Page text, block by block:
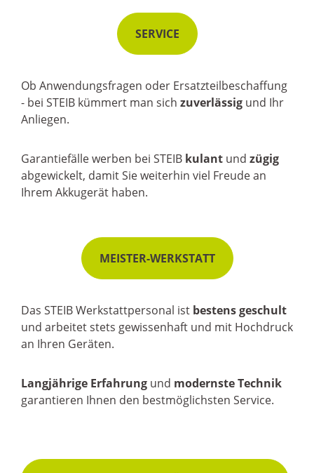
SERVICE
Ob Anwendungsfragen oder Ersatzteilbeschaffung
- bei STEIB kümmert man sich zuverlässig und Ihr
Anliegen.
Garantiefälle werben bei STEIB kulant und zügig
abgewickelt, damit Sie weiterhin viel Freude an
Ihrem Akkugerät haben.
MEISTER-WERKSTATT
Das STEIB Werkstattpersonal ist bestens geschult
und arbeitet stets gewissenhaft und mit Hochdruck
an Ihren Geräten.
Langjährige Erfahrung und modernste Technik
garantieren Ihnen den bestmöglichsten Service.